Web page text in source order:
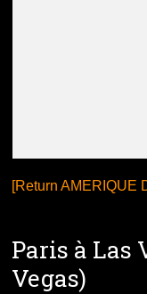
[Return AMERIQUE
Paris à Las
Vegas)